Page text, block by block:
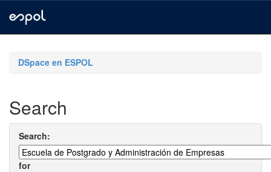
navigationDSpace en ESPOL
Search
Search:
for